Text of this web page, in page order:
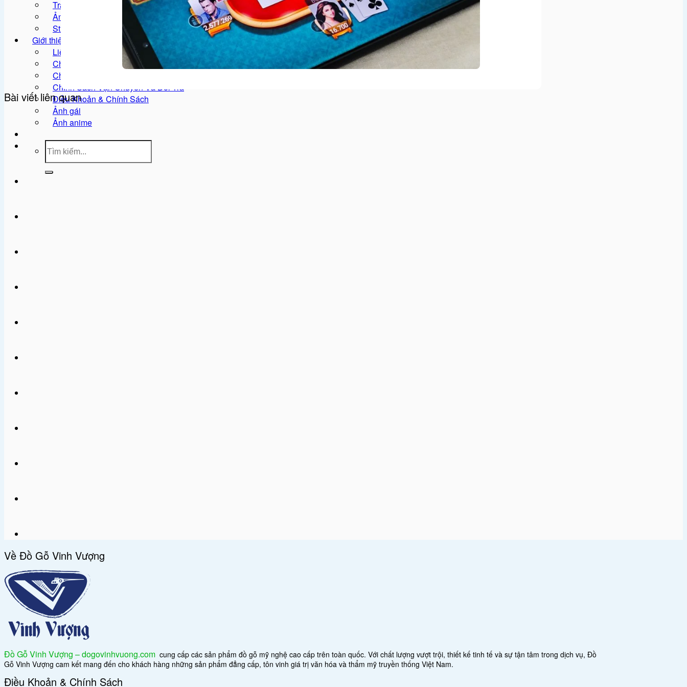
Tranh vẽ
Ảnh meme
Sticker
Giới thiệu
Liên hệ
Chính Sách Bảo Mật
Chính Sách Đổi Trả
Chính Sách Vận Chuyển Và Đổi Trả
Điều Khoản & Chính Sách
Ảnh gái
Ảnh anime
Tìm
kiếm:
Bài viết liên quan
Về Đồ Gỗ Vinh Vượng
Đồ Gỗ Vinh Vượng – dogovinhvuong.com cung cấp các sản phẩm đồ gỗ mỹ nghệ cao cấp trên toàn quốc. Với chất lượng vượt trội, thiết kế tinh tế và sự tận tâm trong dịch vụ, Đồ
Gỗ Vinh Vượng cam kết mang đến cho khách hàng những sản phẩm đẳng cấp, tôn vinh giá trị văn hóa và thẩm mỹ truyền thống Việt Nam.
Điều Khoản & Chính Sách